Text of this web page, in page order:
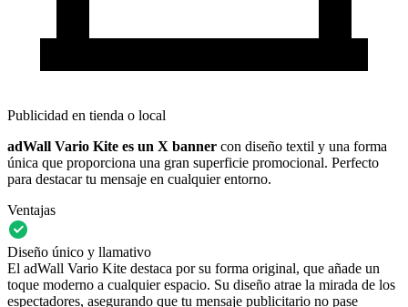
Publicidad en tienda o local
adWall Vario Kite es un X banner con diseño textil y una forma
única que proporciona una gran superficie promocional. Perfecto
para destacar tu mensaje en cualquier entorno.
Ventajas
Diseño único y llamativo
El adWall Vario Kite destaca por su forma original, que añade un
toque moderno a cualquier espacio. Su diseño atrae la mirada de los
espectadores, asegurando que tu mensaje publicitario no pase